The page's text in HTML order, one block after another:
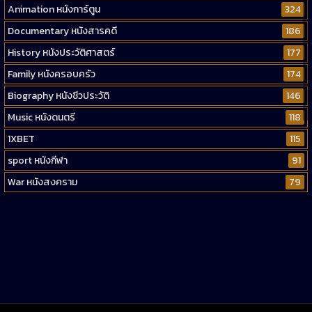
Animation หนังการ์ตูน
324
Documentary หนังสารคดี
186
History หนังประวัติศาสตร์
177
Family หนังครอบครัว
174
Biography หนังชีวประวัติ
146
Music หนังดนตรี
118
1XBET
115
sport หนังกีฬา
91
War หนังสงคราม
79